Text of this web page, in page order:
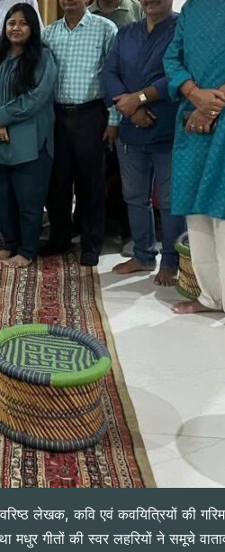
लेखक, कवि एवं कवयित्रियों की
गीतों की स्वर लहरियों ने समूचे